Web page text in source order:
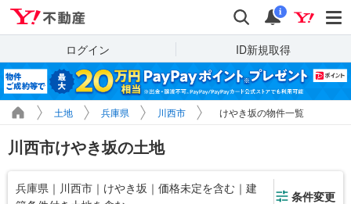
検索 通知
i
ログイン ID新規取得
土地 兵庫県 川西市 けやき坂の物件一覧
川西市けやき坂の土地
兵庫県｜川西市｜けやき坂｜価格未定を含む｜建
条件変更